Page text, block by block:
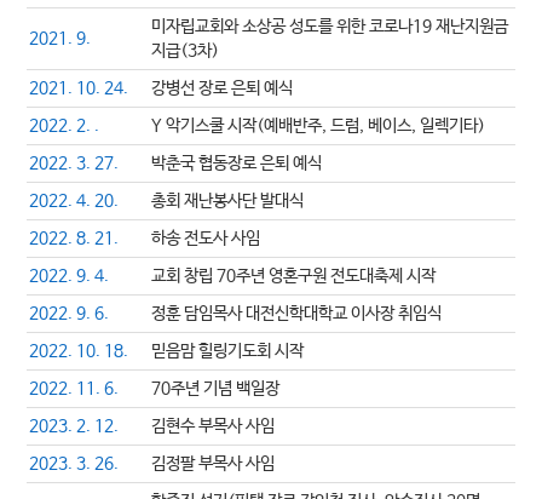
2021. 9.
미자립교회와 소상공 성도를 위한 코로나19 재난지원금
지급(3차)
2021. 10. 24.
강병선 장로 은퇴 예식
2022. 2. .
Y 악기스쿨 시작(예배반주, 드럼, 베이스, 일렉기타)
2022. 3. 27.
박춘국 협동장로 은퇴 예식
2022. 4. 20.
총회 재난봉사단 발대식
2022. 8. 21.
하송 전도사 사임
2022. 9. 4.
교회 창립 70주년 영혼구원 전도대축제 시작
2022. 9. 6.
정훈 담임목사 대전신학대학교 이사장 취임식
2022. 10. 18.
믿음맘 힐링기도회 시작
2022. 11. 6.
70주년 기념 백일장
2023. 2. 12.
김현수 부목사 사임
2023. 3. 26.
김정팔 부목사 사임